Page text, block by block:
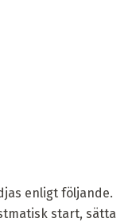
enligt följande.
start, sätta